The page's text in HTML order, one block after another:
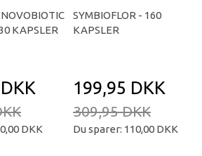
KAPSLER
DKK
SYMBIOFLOR - 160
KAPSLER
199,95 DKK
309,95 DKK
Du sparer: 110,00 DKK